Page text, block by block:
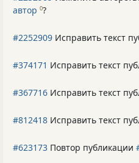
автор 0?
#2252909 Исправить текст
#374171 Исправить текст
#367716 Исправить текст
#812418 Исправить текст
#623173 Повтор публикации